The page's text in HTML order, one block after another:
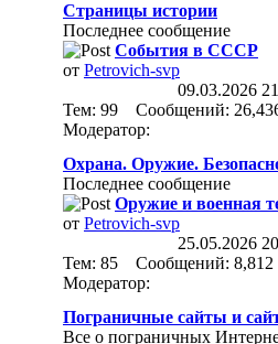
Страницы истории
Последнее сообщение
События в СССР
от Petrovich-svp
09.03.2026
Тем: 99 Сообщений:
Модератор:
Охрана. Оружие.
Последнее сообщение
Оружие и военная
от Petrovich-svp
25.05.2026
Тем: 85 Сообщений: 8,812
Модератор:
Пограничные сайты и
Все о пограничных